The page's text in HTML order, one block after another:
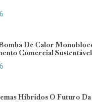
De Calor
Comercial Sustentável
Híbridos O Futuro